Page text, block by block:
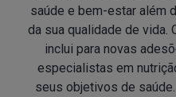
saúde e bem-estar além
da sua qualidade de vida.
inclui para novas
especialistas em
seus objetivos de